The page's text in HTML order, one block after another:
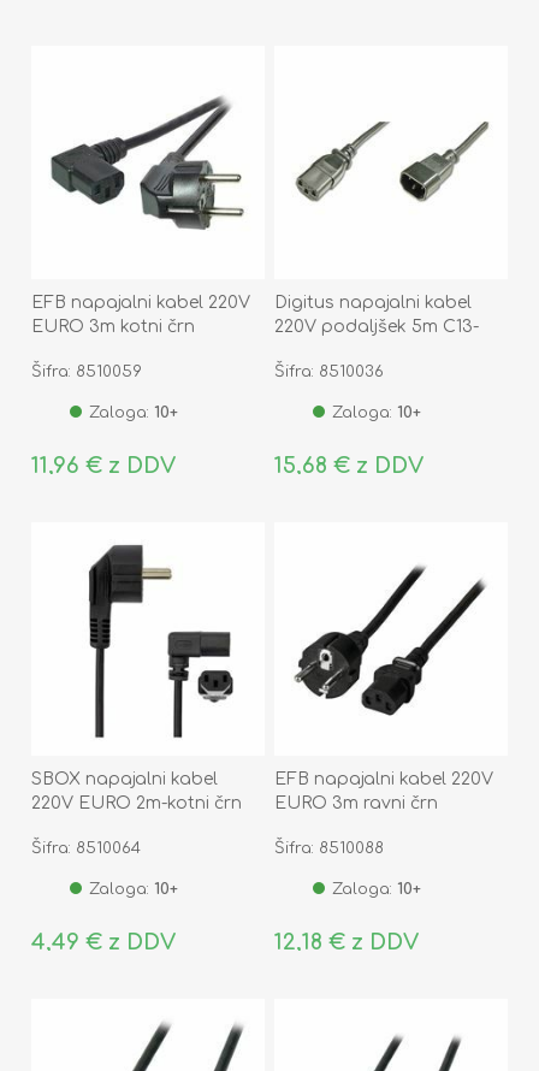
EFB napajalni kabel 220V
EURO 3m kotni črn
Šifra: 8510059
Zaloga: 10+
11,96 € z DDV
Digitus napajalni kabel
220V podaljšek 5m C13-
Šifra: 8510036
Zaloga: 10+
15,68 € z DDV
SBOX napajalni kabel
220V EURO 2m-kotni črn
Šifra: 8510064
Zaloga: 10+
4,49 € z DDV
EFB napajalni kabel 220V
EURO 3m ravni črn
Šifra: 8510088
Zaloga: 10+
12,18 € z DDV